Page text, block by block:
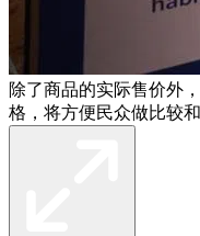
除了商品的实际售价外
格，将方便民众做比较